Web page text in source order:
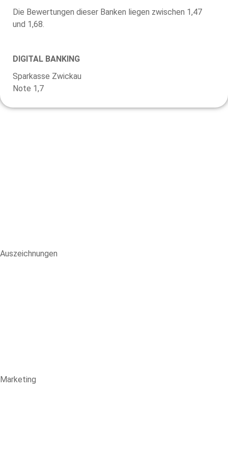
Die Bewertungen dieser Banken liegen zwischen 1,47
und 1,68.
DIGITAL BANKING
Sparkasse Zwickau
Note 1,7
Auszeichnungen
Marketing